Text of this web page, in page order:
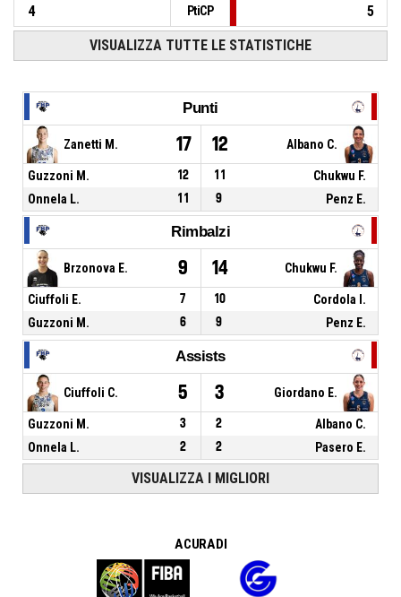
4
PtiCP 5
VISUALIZZA TUTTE LE STATISTICHE
Punti
Zanetti M. 17 12 Albano C.
Guzzoni M. 12 11
Chukwu F.
Onnela L.
11 9 Penz E.
Rimbalzi
Brzonova E. 9 14 Chukwu F.
Ciuffoli E. 7 10
Cordola I.
Guzzoni M.
6 9 Penz E.
Assists
Ciuffoli C. 5 3 Giordano E.
Guzzoni M. 3 2
Albano C.
Onnela L.
2 2 Pasero E.
VISUALIZZA I MIGLIORI
A CURA DI